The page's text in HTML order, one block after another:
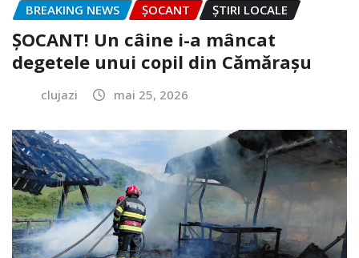
BREAKING NEWS ȘOCANT ȘTIRI LOCALE
ȘOCANT! Un câine i-a mâncat
degetele unui copil din Cămărașu
clujazi mai 25, 2026